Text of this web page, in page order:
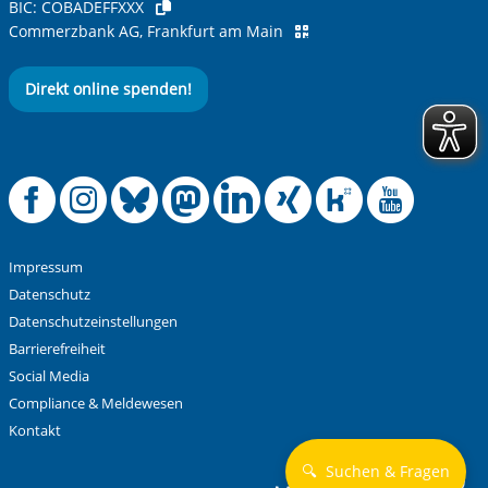
Ihre Nachricht*
Anti-Roboter-Verifizierung
Alle Informationen zum Schutz der Daten sind sind in
BIC: COBADEFFXXX
Commerzbank AG, Frankfurt am Main
Direkt online spenden!
Offizielle
Offizielle
Offizielle
Offizielle
Offizielle
Impressum
Datenschutz
Datenschutzeinstellungen
Barrierefreiheit
Social Media
Compliance & Meldewesen
Kontakt
🔍 Suchen & Fragen